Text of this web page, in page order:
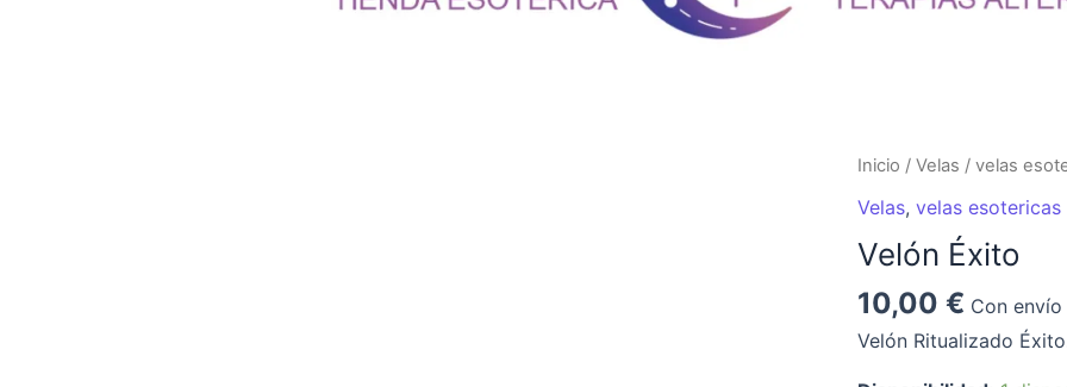
Inicio / Velas / velas
Velas, velas esotericas
Velón Éxito
10,00 € Con
Velón Ritualizado
Velón
Éxito
cantidad